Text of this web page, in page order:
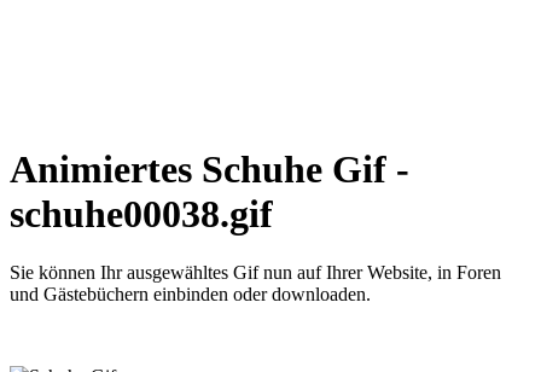
Animiertes Schuhe Gif -
schuhe00038.gif
Sie können Ihr ausgewähltes Gif nun auf Ihrer Website, in Foren
und Gästebüchern einbinden oder downloaden.